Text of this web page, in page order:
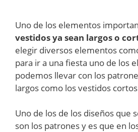
Uno de los elementos
vestidos ya sean largos o
elegir diversos elementos
para ir a una fiesta uno de los
podemos llevar con los
largos como los vestidos
Uno de los de los diseños que
son los patrones y es que en